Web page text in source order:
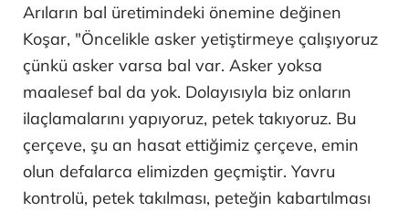
Arıların bal üretimindeki önemine değinen
Koşar, "Öncelikle asker yetiştirmeye çalışıyoruz
çünkü asker varsa bal var. Asker yoksa
maalesef bal da yok. Dolayısıyla biz onların
ilaçlamalarını yapıyoruz, petek takıyoruz. Bu
çerçeve, şu an hasat ettiğimiz çerçeve, emin
olun defalarca elimizden geçmiştir. Yavru
kontrolü, petek takılması, peteğin kabartılması